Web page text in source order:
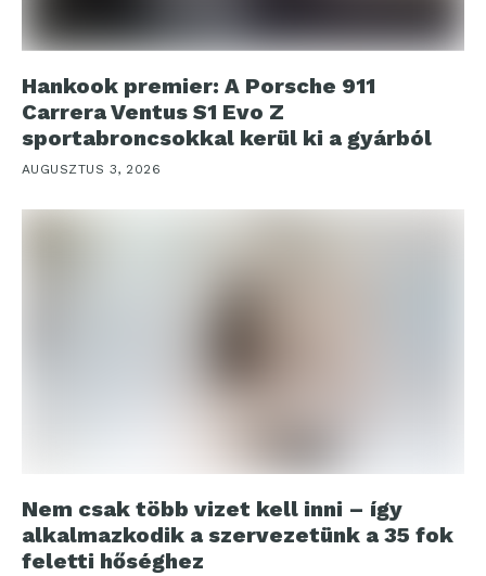
Hankook premier: A Porsche 911
Carrera Ventus S1 Evo Z
sportabroncsokkal kerül ki a gyárból
AUGUSZTUS 3, 2026
Nem csak több vizet kell inni – így
alkalmazkodik a szervezetünk a 35 fok
feletti hőséghez